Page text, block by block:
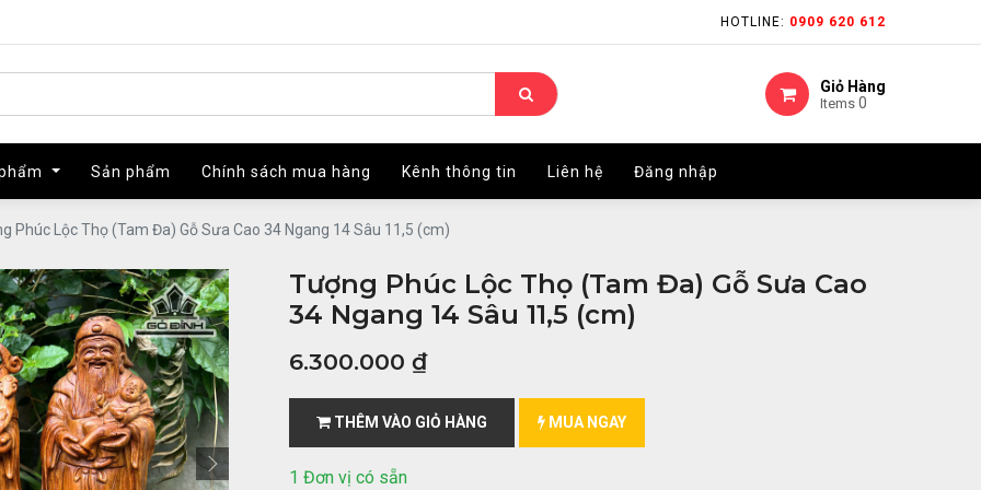
HOTLINE: 0909 620 612
Giỏ Hàng
Items 0
Sản phẩm Chính sách mua hàng Kênh thông tin Liên hệ Đăng nhập
HOTLINE: 0909 620 612
Giỏ Hàng
Items 0
Sản phẩm Chính sách mua hàng Kênh thông tin Liên hệ Đăng nhập
Phúc Lộc Thọ (Tam Đa) Gỗ Sưa Cao 34 Ngang 14 Sâu 11,5 (cm)
Tượng Phúc Lộc Thọ (Tam Đa) Gỗ Sưa Cao
34 Ngang 14 Sâu 11,5 (cm)
6.300.000 ₫
THÊM VÀO GIỎ HÀNG MUA NGAY
1 Đơn vị có sẵn